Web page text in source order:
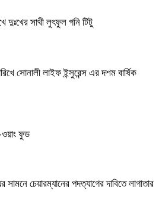
দুঃখের সাথী লুৎফুল গনি টিটু
সোনালী লাইফ ইন্সুরেন্স এর দশম বার্ষিক
ওয়াং ফুড
সামনে চেয়ারম্যানের পদত্যাগের দাবিতে লাগাতার